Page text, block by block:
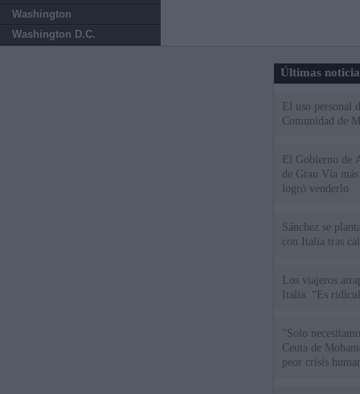
Washington
Washington D.C.
Últimas
El uso personal
Comunidad de
El Gobierno de
de Gran Vía
logró venderlo
Sánchez se
con Italia tras
Los viajeros
Italia: “Es
"Solo
Ceuta de
peor crisis